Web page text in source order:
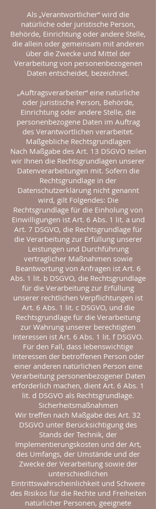
Als „Verantwortlicher“ wird die
natürliche oder juristische Person,
Behörde, Einrichtung oder andere Stelle,
die allein oder gemeinsam mit anderen
über die Zwecke und Mittel der
Verarbeitung von personenbezogenen
Daten entscheidet, bezeichnet.
„Auftragsverarbeiter“ eine natürliche
oder juristische Person, Behörde,
Einrichtung oder andere Stelle, die
personenbezogene Daten im Auftrag
des Verantwortlichen verarbeitet.
Maßgebliche Rechtsgrundlagen
Nach Maßgabe des Art. 13 DSGVO teilen
wir Ihnen die Rechtsgrundlagen unserer
Datenverarbeitungen mit. Sofern die
Rechtsgrundlage in der
Datenschutzerklärung nicht genannt
wird, gilt Folgendes: Die
Rechtsgrundlage für die Einholung von
Einwilligungen ist Art. 6 Abs. 1 lit. a und
Art. 7 DSGVO, die Rechtsgrundlage für
die Verarbeitung zur Erfüllung unserer
Leistungen und Durchführung
vertraglicher Maßnahmen sowie
Beantwortung von Anfragen ist Art. 6
Abs. 1 lit. b DSGVO, die Rechtsgrundlage
für die Verarbeitung zur Erfüllung
unserer rechtlichen Verpflichtungen ist
Art. 6 Abs. 1 lit. c DSGVO, und die
Rechtsgrundlage für die Verarbeitung
zur Wahrung unserer berechtigten
Interessen ist Art. 6 Abs. 1 lit. f DSGVO.
Für den Fall, dass lebenswichtige
Interessen der betroffenen Person oder
einer anderen natürlichen Person eine
Verarbeitung personenbezogener Daten
erforderlich machen, dient Art. 6 Abs. 1
lit. d DSGVO als Rechtsgrundlage.
Sicherheitsmaßnahmen
Wir treffen nach Maßgabe des Art. 32
DSGVO unter Berücksichtigung des
Stands der Technik, der
Implementierungskosten und der Art,
des Umfangs, der Umstände und der
Zwecke der Verarbeitung sowie der
unterschiedlichen
Eintrittswahrscheinlichkeit und Schwere
des Risikos für die Rechte und Freiheiten
natürlicher Personen, geeignete